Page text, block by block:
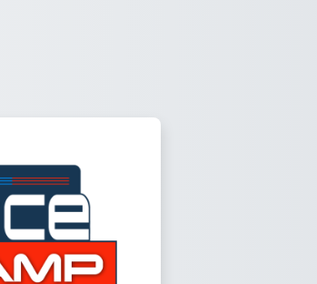
bei 'NetRace